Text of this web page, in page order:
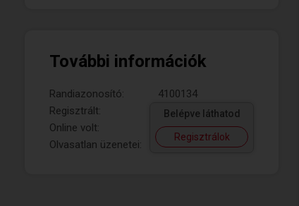
További információk
Randiazonosító:
4100134
Regisztrált:
Online volt:
Olvasatlan üzenetei:
Belépve láthatod
Regisztrálok